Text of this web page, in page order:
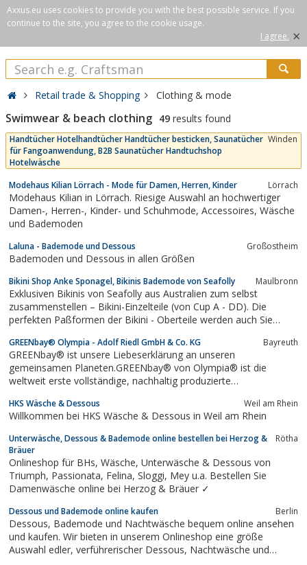
Axxus.eu uses cookies to provide you with the best possible service. If you
continue to the site, you agree to the cookie usage.
I agree. ×
Retail trade & Shopping Clothing & mode
Swimwear & beach clothing 49 results found
Handtücher Hotelhandtücher Handtücher besticken, Saunatücher
für Fangoanwendung, B2B Saunatücher Handtuchshop
Hotelwäsche
Winden
Modehaus Kilian Lörrach - Mode für Damen, Herren, Kinder Lörrach
Modehaus Kilian in Lörrach. Riesige Auswahl an hochwertiger
Damen-, Herren-, Kinder- und Schuhmode, Accessoires, Wäsche
und Bademoden
Laluna - Bademode und Dessous Großostheim
Bademoden und Dessous in allen Größen
Bikini Shop Anke Sponagel, Bikinis Bademode von Seafolly Maulbronn
Exklusiven Bikinis von Seafolly aus Australien zum selbst
zusammenstellen – Bikini-Einzelteile (von Cup A - DD). Die
perfekten Paßformen der Bikini - Oberteile werden auch Sie
finden Sie immer Ihren passenden Bikini. Bei den Bikini – Pants
können Sie sich...
GREENbay® Olympia - Adolf Riedl GmbH & Co. KG Bayreuth
GREENbay® ist unsere Liebeserklärung an unseren
gemeinsamen Planeten.GREENbay® von Olympia® ist die
weltweit erste vollständige, nachhaltig produzierte
recycelten PET-Flaschen hergestellt wird.
HKS Wäsche & Dessous Weil am Rhein
Willkommen bei HKS Wäsche & Dessous in Weil am Rhein
Unterwäsche, Dessous & Bademode online bestellen bei Herzog &
Bräuer
Rötha
Onlineshop für BHs, Wäsche, Unterwäsche & Dessous von
Triumph, Passionata, Felina, Sloggi, Mey u.a. Bestellen Sie
Damenwäsche online bei Herzog & Bräuer ✓
Dessous und Bademode online kaufen Berlin
Dessous, Bademode und Nachtwäsche bequem online ansehen
und kaufen. Wir bieten in unserem Onlineshop eine größe
Auswahl edler, verführerischer Dessous, Nachtwäsche und